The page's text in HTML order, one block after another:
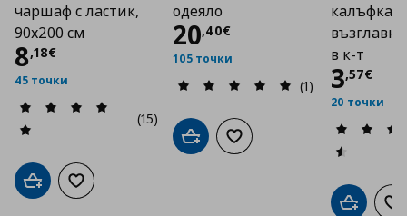
чаршаф с ластик,
90x200 см
8,18€
Цена
45 точки
(15)
Добави в кошницата
Добави към списъка с любими
одеяло
20,40€
Цена 20,40 €
105 точки
(1)
Добави в кошницата
Добави към списъка с
калъфка
в к-т
3,57€
Цена
20 точки
Добави